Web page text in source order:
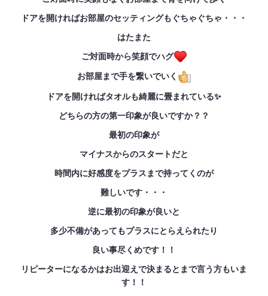
ドアを開ければお部屋のセッティングもぐちゃぐちゃ・・・
はたまた
ご対面時から笑顔でハグ
お部屋まで手を繋いでいく
ドアを開ければタオルも綺麗に畳まれている✨
どちらの方の第一印象が良いですか？？
最初の印象が
マイナスからのスタートだと
時間内に好感度をプラスまで持ってくのが
難しいです・・・
逆に最初の印象が良いと
多少不備があってもプラスにとらえられたり
良い事尽くめです！！
リピーターになるかはお出迎えで決まるとまで言う方もいま
す！！